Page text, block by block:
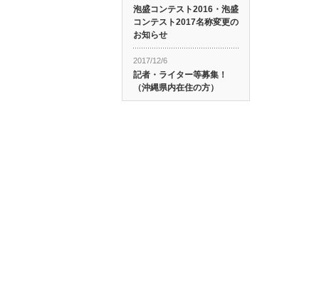
泡盛コンテスト2016・泡盛
コンテスト2017名称変更の
お知らせ
2017/12/6
記者・ライター等募集！
（沖縄県内在住の方）